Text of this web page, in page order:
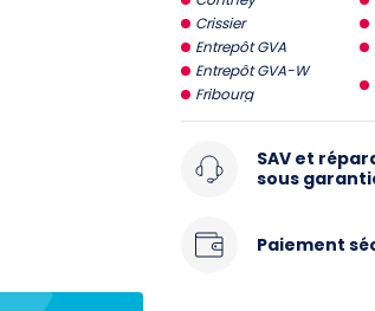
Crissier
Entrepôt GVA
Entrepôt GVA-W
Fribourg
SAV et
sous
Paiement